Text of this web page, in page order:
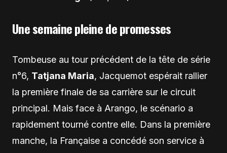
Une semaine pleine de promesses
Tombeuse au tour précédent de la tête de série
n°6, Tatjana Maria, Jacquemot espérait rallier
la première finale de sa carrière sur le circuit
principal. Mais face à Arango, le scénario a
rapidement tourné contre elle. Dans la première
manche, la Française a concédé son service à